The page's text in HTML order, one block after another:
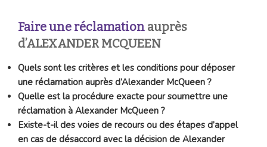
Faire une réclamation auprès
d’ALEXANDER MCQUEEN
Quels sont les critères et les conditions pour déposer
une réclamation auprès d’Alexander McQueen ?
Quelle est la procédure exacte pour soumettre une
réclamation à Alexander McQueen ?
Existe-t-il des voies de recours ou des étapes d’appel
en cas de désaccord avec la décision de Alexander